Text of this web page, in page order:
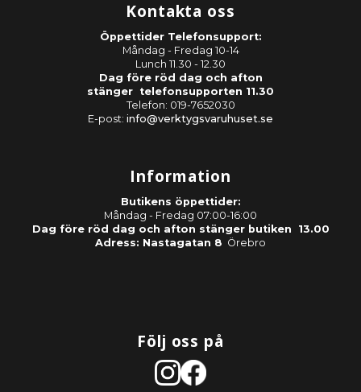
Kontakta oss
Öppettider Telefonsupport:
Måndag - Fredag 10-14
Lunch 11.30 - 12.30
Dag före röd dag och afton
stänger telefonsupporten 11.30
Telefon: 019-7652030
E-post: info@verktygsvaruhuset.se
Information
Butikens öppettider:
Måndag - Fredag 07:00-16:00
Dag före röd dag och afton stänger butiken 13.00
Adress: Nastagatan 8 Örebro
Följ oss på